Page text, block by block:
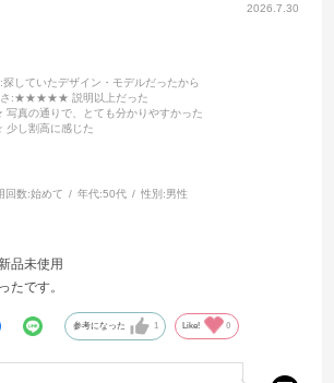
2026.7.30
:探していたデザイン・モデルだったから
:★★★★★ 説明以上だった
の通りで、とても分かりやすかった
割高に感じた
回数:始めて 年代:50代 性別:男性
品未使用
たです。
参考になった 1 Like! 0